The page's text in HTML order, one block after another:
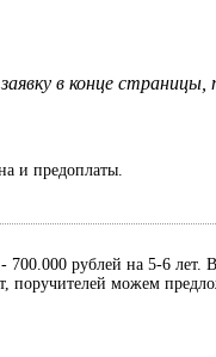
в конце страницы,
и предоплаты.
рублей на 5-6 лет.
поручителей можем